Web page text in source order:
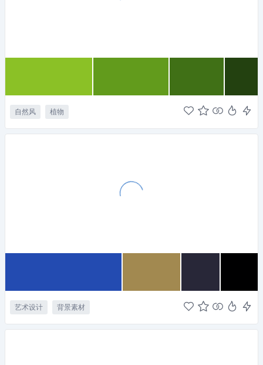
自然风 植物
艺术设计 背景素材